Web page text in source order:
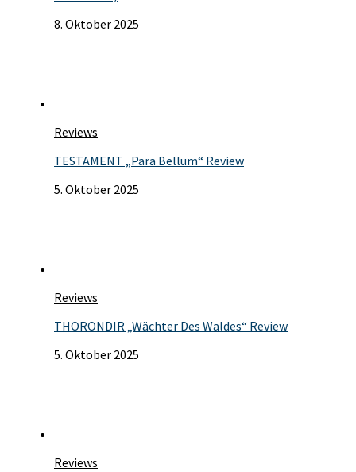
8. Oktober 2025
Reviews
TESTAMENT „Para Bellum“ Review
5. Oktober 2025
Reviews
THORONDIR „Wächter Des Waldes“ Review
5. Oktober 2025
Reviews